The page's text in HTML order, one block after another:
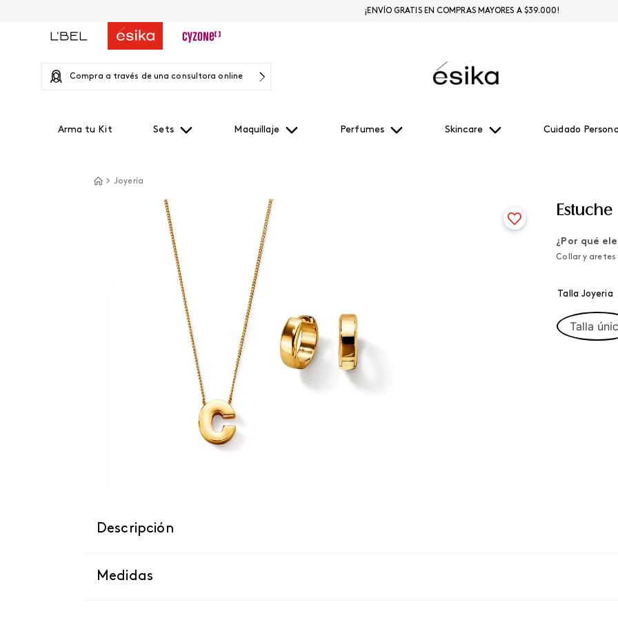
Compra a través de una consultora online
Arma tu Kit Sets Maquillaje Perfumes Skincare Cuidado
¡ENVÍO GRATIS EN COMPRAS MAYORES A $39.000!
Joyería
¿Por qué
Collar y aretes
Talla Joyeria
Talla
Descripción
Medidas